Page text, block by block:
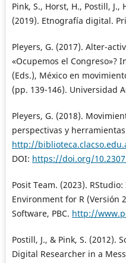
Pink, S., Horst, H., Postill, J.,
(2019). Etnografía digital.
Pleyers, G. (2017). Alter-
«Ocupemos el Congreso»?
(Eds.), México en
(pp. 139-146). Universidad
Pleyers, G. (2018).
perspectivas y herramientas
http://
DOI: https://doi.org/
Posit Team. (2023).
Environment for R (Versión
Software, PBC. http://
Postill, J., & Pink, S. (2012).
Digital Researcher in a